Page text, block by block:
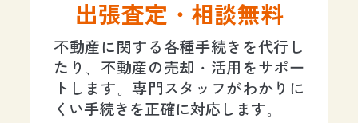
出張査定・相談無料
不動産に関する各種手続きを代行し
たり、不動産の売却・活用をサポー
トします。専門スタッフがわかりに
くい手続きを正確に対応します。